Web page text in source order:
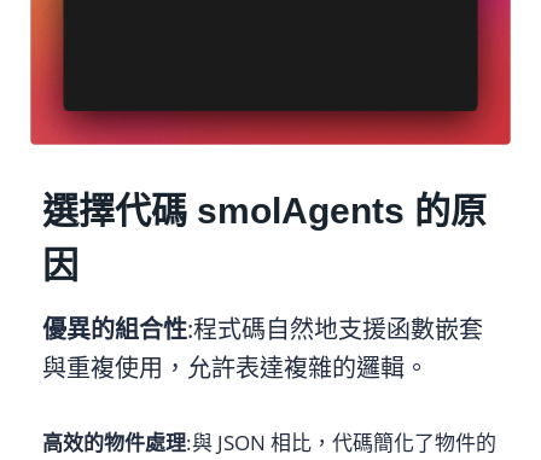
選擇代碼 smolAgents 的原
因
優異的組合性:程式碼自然地支援函數嵌套
與重複使用，允許表達複雜的邏輯。
高效的物件處理:與 JSON 相比，代碼簡化了物件的